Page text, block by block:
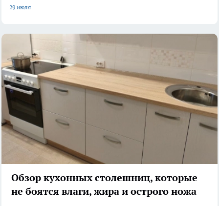
29 июля
Обзор кухонных столешниц, которые
не боятся влаги, жира и острого ножа